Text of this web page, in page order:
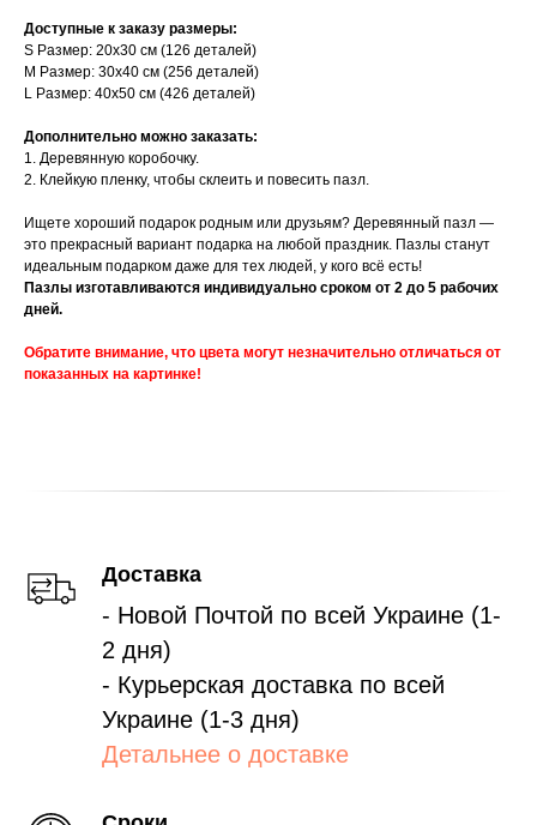
Доступные к заказу размеры:
S Размер: 20х30 см (126 деталей)
M Размер: 30х40 см (256 деталей)
L Размер: 40х50 см (426 деталей)
Дополнительно можно заказать:
1. Деревянную коробочку.
2. Клейкую пленку, чтобы склеить и повесить пазл.
Ищете хороший подарок родным или друзьям? Деревянный пазл —
это прекрасный вариант подарка на любой праздник. Пазлы станут
идеальным подарком даже для тех людей, у кого всё есть!
Пазлы изготавливаются индивидуально сроком от 2 до 5 рабочих
дней.
Обратите внимание, что цвета могут незначительно отличаться от
показанных на картинке!
Доставка
- Новой Почтой по всей Украине (1-
2 дня)
- Курьерская доставка по всей
Украине (1-3 дня)
Детальнее о доставке